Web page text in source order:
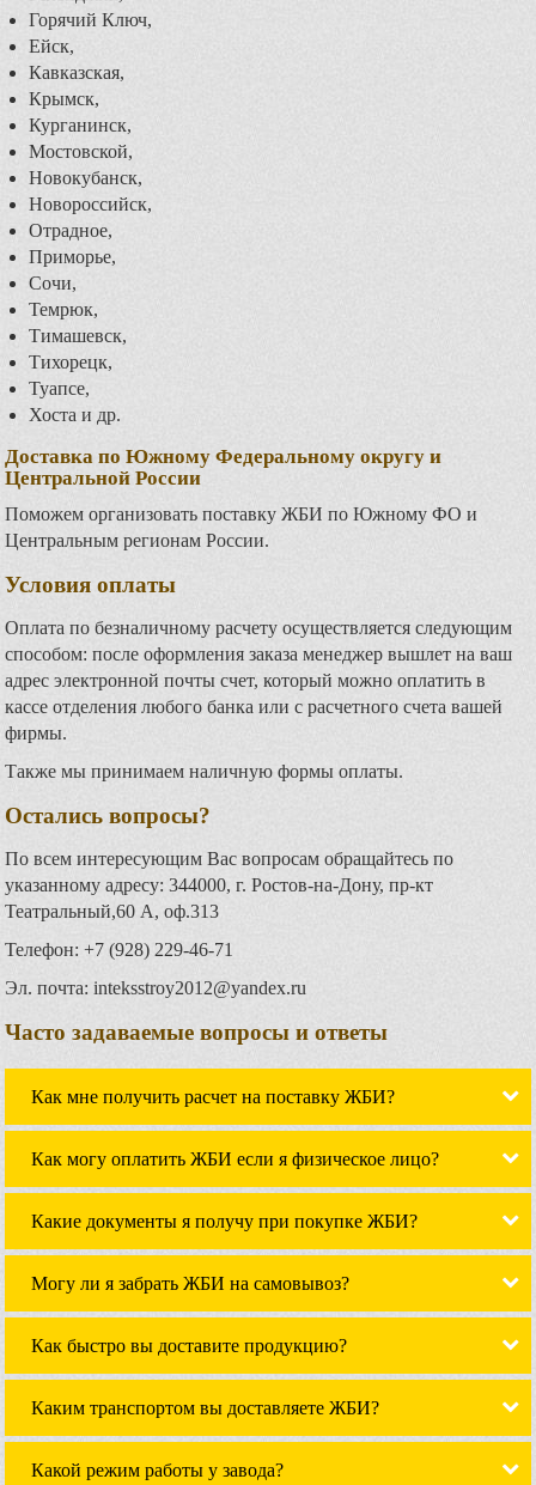
Горячий Ключ,
Ейск,
Кавказская,
Крымск,
Курганинск,
Мостовской,
Новокубанск,
Новороссийск,
Отрадное,
Приморье,
Сочи,
Темрюк,
Тимашевск,
Тихорецк,
Туапсе,
Хоста и др.
Доставка по Южному Федеральному округу и
Центральной России
Поможем организовать поставку ЖБИ по Южному ФО и
Центральным регионам России.
Условия оплаты
Оплата по безналичному расчету осуществляется следующим
способом: после оформления заказа менеджер вышлет на ваш
адрес электронной почты счет, который можно оплатить в
кассе отделения любого банка или с расчетного счета вашей
фирмы.
Также мы принимаем наличную формы оплаты.
Остались вопросы?
По всем интересующим Вас вопросам обращайтесь по
указанному адресу: 344000, г. Ростов-на-Дону, пр-кт
Театральный,60 А, оф.313
Телефон: +7 (928) 229-46-71
Эл. почта: inteksstroy2012@yandex.ru
Часто задаваемые вопросы и ответы
Как мне получить расчет на поставку ЖБИ?
Как могу оплатить ЖБИ если я физическое лицо?
Какие документы я получу при покупке ЖБИ?
Могу ли я забрать ЖБИ на самовывоз?
Как быстро вы доставите продукцию?
Каким транспортом вы доставляете ЖБИ?
Какой режим работы у завода?